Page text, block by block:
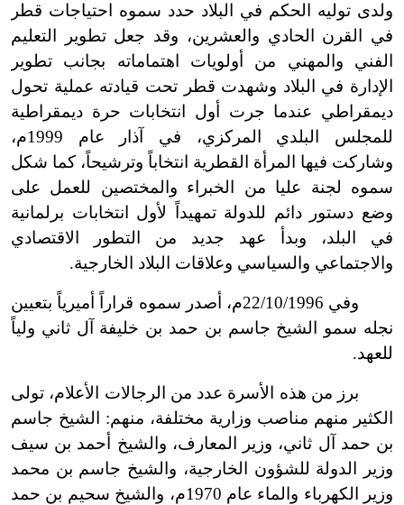
ولدى توليه الحكم في البلاد حدد سموه احتياجات قطر
في القرن الحادي والعشرين، وقد جعل تطوير التعليم
الفني والمهني من أولويات اهتماماته بجانب تطوير
الإدارة في البلاد وشهدت قطر تحت قيادته عملية تحول
ديمقراطي عندما جرت أول انتخابات حرة ديمقراطية
للمجلس البلدي المركزي، في آذار عام 1999م،
وشاركت فيها المرأة القطرية انتخاباً وترشيحاً، كما شكل
سموه لجنة عليا من الخبراء والمختصين للعمل على
وضع دستور دائم للدولة تمهيداً لأول انتخابات برلمانية
في البلد، وبدأ عهد جديد من التطور الاقتصادي
والاجتماعي والسياسي وعلاقات البلاد الخارجية.
وفي 22/10/1996م، أصدر سموه قراراً أميرياً بتعيين
نجله سمو الشيخ جاسم بن حمد بن خليفة آل ثاني ولياً
للعهد.
برز من هذه الأسرة عدد من الرجالات الأعلام، تولى
لكثير
منهم مناصب وزارية مختلفة، منهم: الشيخ جاسم
بن حمد آل ثاني، وزير المعارف، والشيخ أحمد بن سيف
وزير الدولة للشؤون الخارجية، والشيخ جاسم بن محمد
وزير الكهرباء والماء عام 1970م، والشيخ سحيم بن حمد